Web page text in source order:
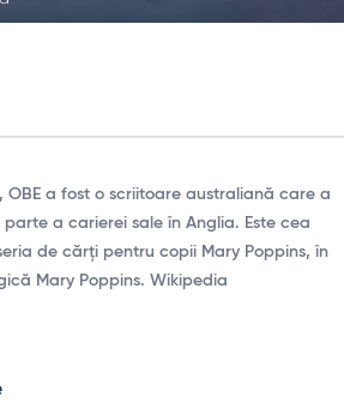
OBE a fost o scriitoare australiană care a
a carierei sale în Anglia. Este cea
de cărți pentru copii Mary Poppins, în
Mary Poppins. Wikipedia